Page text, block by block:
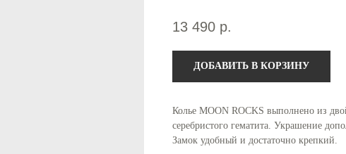
13 490 р.
ДОБАВИТЬ В КОРЗИНУ
Колье MOON ROCKS выполнено из
серебристого гематита. Украшение
Замок удобный и достаточно крепкий.